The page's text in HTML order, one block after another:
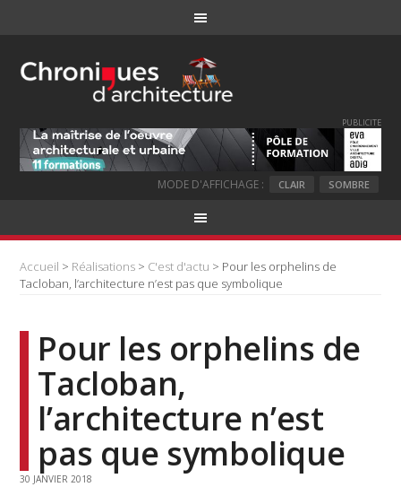
PUBLICITE
MODE D'AFFICHAGE : CLAIR SOMBRE
Accueil > Réalisations > C'est d'actu > Pour les orphelins de
Tacloban, l’architecture n’est pas que symbolique
Pour les orphelins de
Tacloban,
l’architecture n’est
pas que symbolique
30 JANVIER 2018